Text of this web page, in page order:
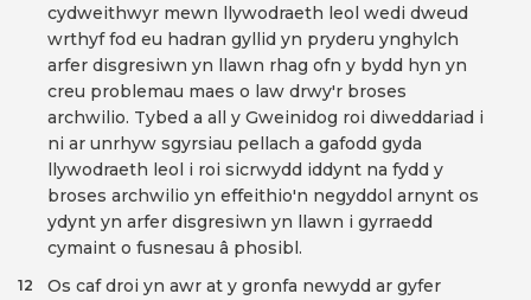
cydweithwyr mewn llywodraeth leol wedi dweud
wrthyf fod eu hadran gyllid yn pryderu ynghylch
arfer disgresiwn yn llawn rhag ofn y bydd hyn yn
creu problemau maes o law drwy'r broses
archwilio. Tybed a all y Gweinidog roi diweddariad i
ni ar unrhyw sgyrsiau pellach a gafodd gyda
llywodraeth leol i roi sicrwydd iddynt na fydd y
broses archwilio yn effeithio'n negyddol arnynt os
ydynt yn arfer disgresiwn yn llawn i gyrraedd
cymaint o fusnesau â phosibl.
Os caf droi yn awr at y gronfa newydd ar gyfer
12